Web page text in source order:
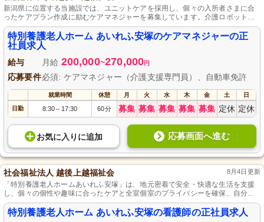
新潟県に位置する当施設では、ユニットケアを採用し、個々の入所者さまに合
ったケアプラン作成に励むケアマネジャーを募集しています。介護ロボットの
導入など、最新のシステムを駆使して質の高いサービスを提供しており、未経
験からでも挑戦できるサポート体制が整っています。一人ひとりと向き合い、
充実した介護を目指しませんか？
特別養護老人ホーム あいれふ安塚のケアマネジャーの正
社員求人
給与 月給 200,000~270,000円
応募要件必須: ケアマネジャー（介護支援専門員）、自動車免許
就業時間 休憩 月 火 水 木 金 土 日
日勤 8:30～ 17:30 60分 募集 募集 募集 募集 募集 定休 定休
お気に入り に追加 応募画面へ進む
社会福祉法人 越後上越福祉会 8月4日更新
「特別養護老人ホームあいれふ安塚」は、地元密着で安全・快適な生活を支援
し、個々の個性や趣味に合ったケアと全室個室のプライバシーを確保、自分ら
しさを保ちつつ地域で暮らし続けられる環境を提供しています。
特別養護老人ホーム あいれふ安塚の看護師の正社員求人